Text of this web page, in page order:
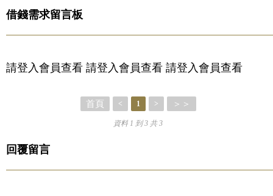
借錢需求留言板
請登入會員查看 請登入會員查看 請登入會員查看
首頁 < 1 > ＞＞
資料 1 到 3 共 3
回覆留言